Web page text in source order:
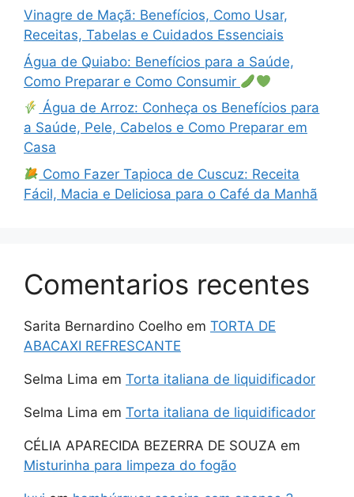
Vinagre de Maçã: Benefícios, Como Usar,
Receitas, Tabelas e Cuidados Essenciais
Água de Quiabo: Benefícios para a Saúde,
Como Preparar e Como Consumir
Água de Arroz: Conheça os Benefícios para
a Saúde, Pele, Cabelos e Como Preparar em
Casa
Como Fazer Tapioca de Cuscuz: Receita
Fácil, Macia e Deliciosa para o Café da Manhã
Comentarios recentes
Sarita Bernardino Coelho em TORTA DE
ABACAXI REFRESCANTE
Selma Lima em Torta italiana de liquidificador
Selma Lima em Torta italiana de liquidificador
CÉLIA APARECIDA BEZERRA DE SOUZA em
Misturinha para limpeza do fogão